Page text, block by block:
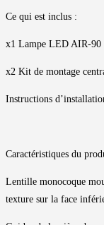
Ce qui est inclus :
x1 Lampe LED AIR-90
x2 Kit de montage
Instructions
Caractéristiques du
Lentille monocoque
texture sur la face